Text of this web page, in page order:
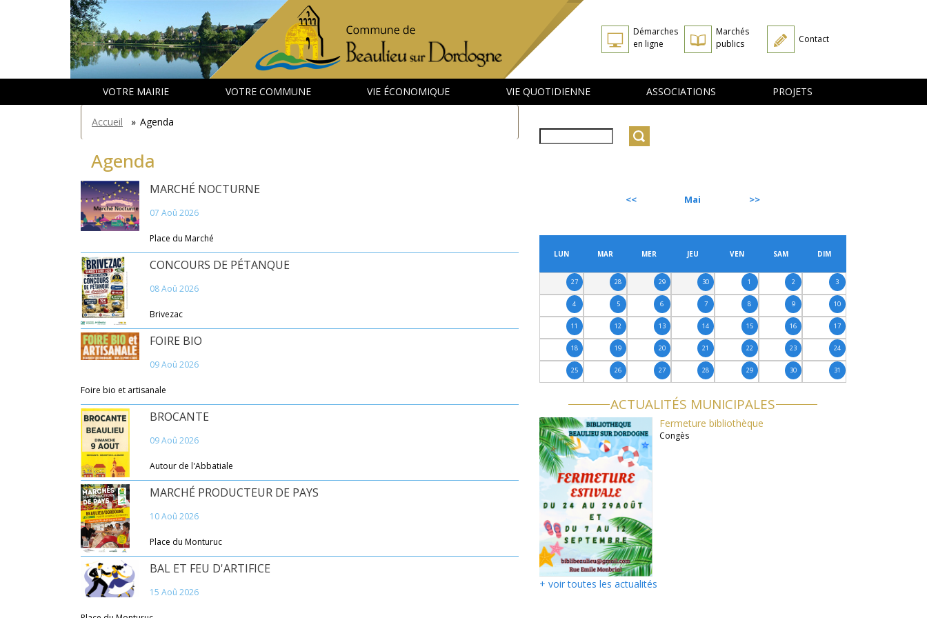
Démarches
en ligne
Marchés
publics
Contact
VOTRE MAIRIE VOTRE COMMUNE VIE ÉCONOMIQUE VIE QUOTIDIENNE ASSOCIATIONS PROJETS
You
are
here
Accueil » Agenda
Agenda
MARCHÉ NOCTURNE
07 Aoû 2026
Place du Marché
CONCOURS DE PÉTANQUE
08 Aoû 2026
Brivezac
FOIRE BIO
09 Aoû 2026
Foire bio et artisanale
BROCANTE
09 Aoû 2026
Autour de l'Abbatiale
MARCHÉ PRODUCTEUR DE PAYS
10 Aoû 2026
Place du Monturuc
BAL ET FEU D'ARTIFICE
15 Aoû 2026
Mai
LUN MAR MER JEU VEN SAM DIM
27 28 29 30 1 2 3
4 5 6 7 8 9 10
11 12 13 14 15 16 17
18 19 20 21 22 23 24
25 26 27 28 29 30 31
ACTUALITÉS MUNICIPALES
Fermeture bibliothèque
Congès
+ voir toutes les actualités
Panneau de gestion des cookies